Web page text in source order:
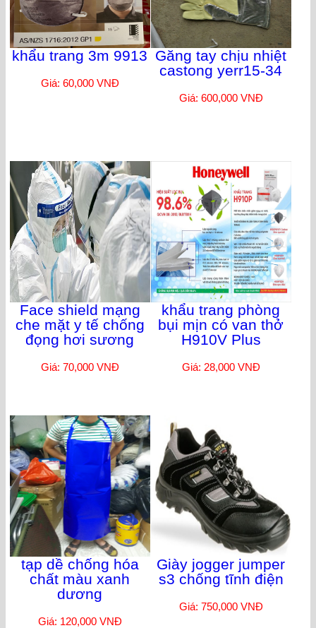
khẩu trang 3m 9913
Giá: 60,000 VNĐ
Găng tay chịu nhiệt
castong yerr15-34
Giá: 600,000 VNĐ
Face shield mạng
che mặt y tế chống
đọng hơi sương
Giá: 70,000 VNĐ
khẩu trang phòng
bụi mịn có van thở
H910V Plus
Giá: 28,000 VNĐ
tạp dề chống hóa
chất màu xanh
dương
Giá: 120,000 VNĐ
Giày jogger jumper
s3 chống tĩnh điện
Giá: 750,000 VNĐ